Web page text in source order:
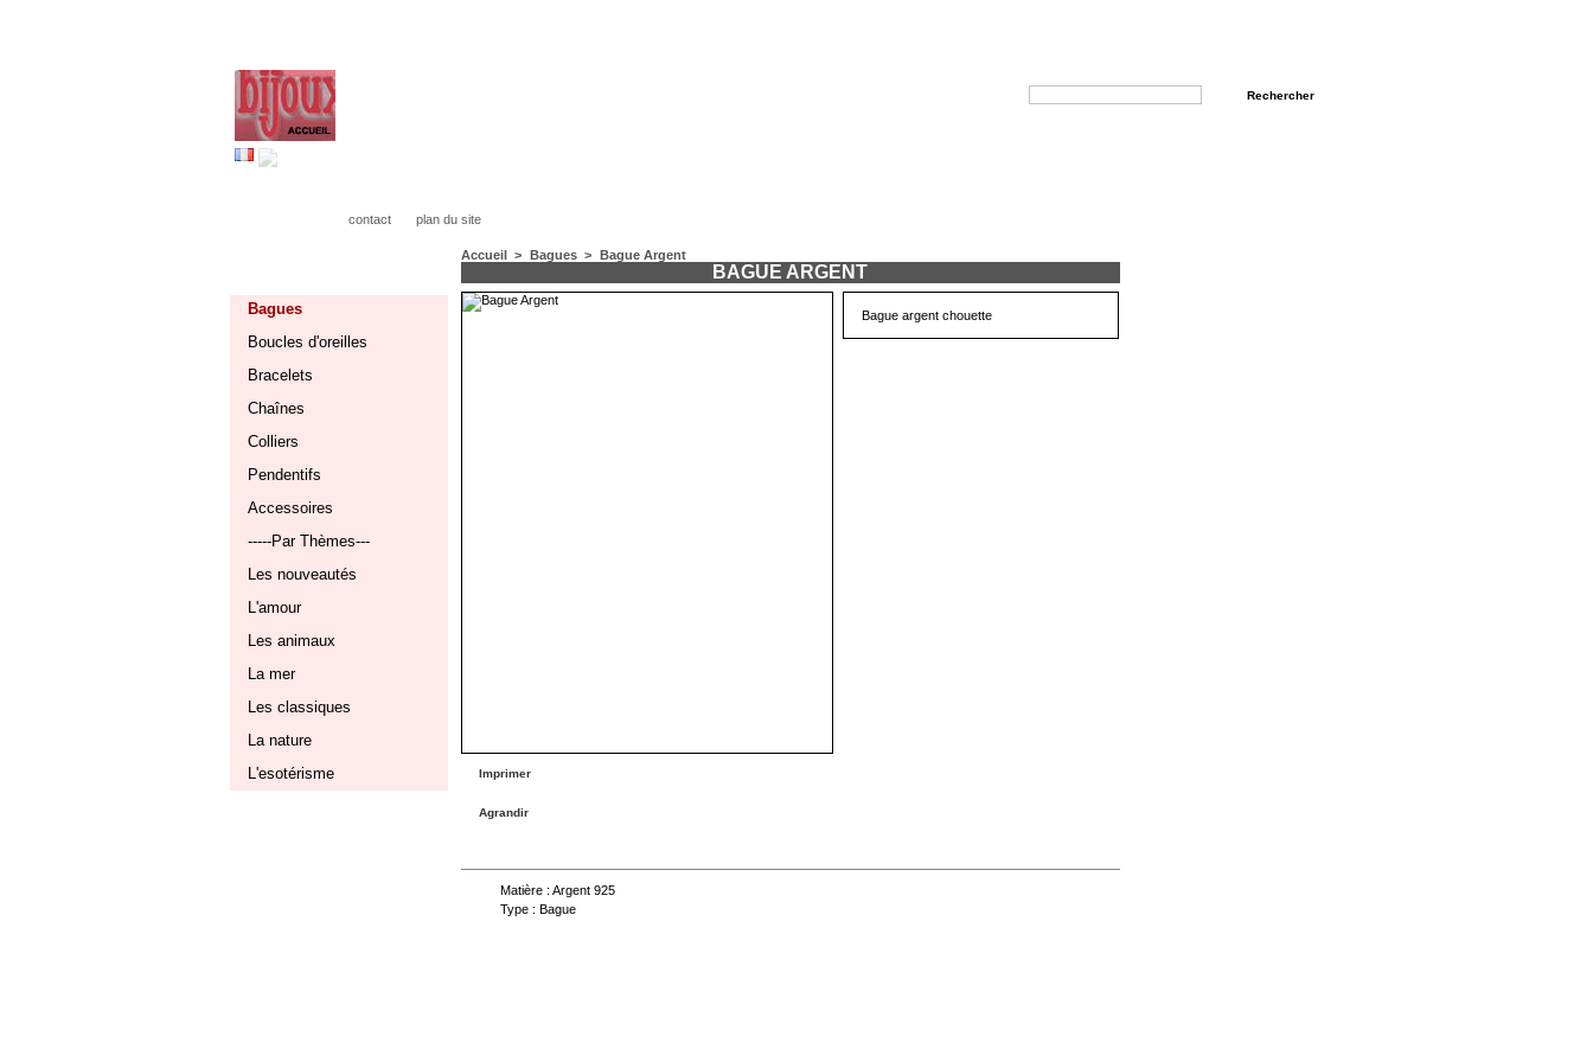
contact plan du site
Bagues
Boucles d'oreilles
Bracelets
Chaînes
Colliers
Pendentifs
Accessoires
-----Par Thèmes---
Les nouveautés
L'amour
Les animaux
La mer
Les classiques
La nature
L'esotérisme
Accueil > Bagues > Bague Argent
BAGUE ARGENT
Imprimer
Agrandir
Bague argent chouette
Matière : Argent 925
Type : Bague